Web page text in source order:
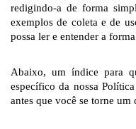
redigindo-a de forma
exemplos de coleta e de
possa ler e entender a
Abaixo, um índice para
específico da nossa
antes que você se torne um